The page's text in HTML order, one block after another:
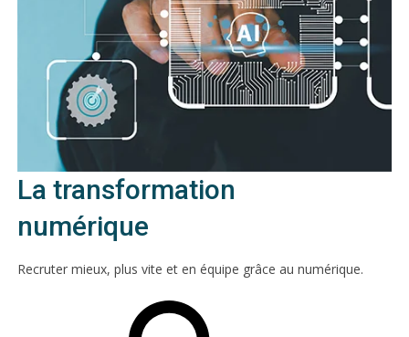
La transformation
numérique
Recruter mieux, plus vite et en équipe grâce au numérique.